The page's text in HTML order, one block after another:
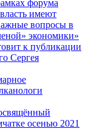
форума
имеют
вопросы в
экономики»
к публикации
Сергея
осенью 2021